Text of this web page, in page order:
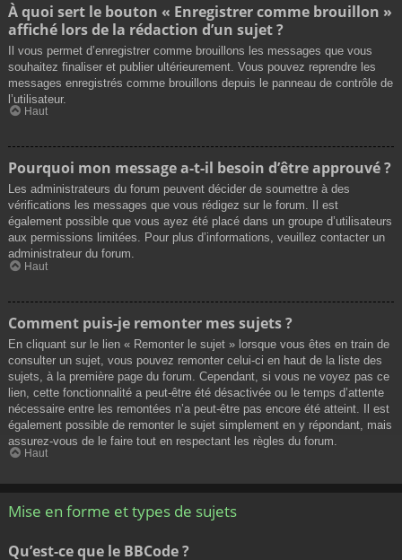
À quoi sert le bouton « Enregistrer comme brouillon »
affiché lors de la rédaction d’un sujet ?
Il vous permet d’enregistrer comme brouillons les messages que vous
souhaitez finaliser et publier ultérieurement. Vous pouvez reprendre les
messages enregistrés comme brouillons depuis le panneau de contrôle de
l’utilisateur.
Haut
Pourquoi mon message a-t-il besoin d’être approuvé ?
Les administrateurs du forum peuvent décider de soumettre à des
vérifications les messages que vous rédigez sur le forum. Il est
également possible que vous ayez été placé dans un groupe d’utilisateurs
aux permissions limitées. Pour plus d’informations, veuillez contacter un
administrateur du forum.
Haut
Comment puis-je remonter mes sujets ?
En cliquant sur le lien « Remonter le sujet » lorsque vous êtes en train de
consulter un sujet, vous pouvez remonter celui-ci en haut de la liste des
sujets, à la première page du forum. Cependant, si vous ne voyez pas ce
lien, cette fonctionnalité a peut-être été désactivée ou le temps d’attente
nécessaire entre les remontées n’a peut-être pas encore été atteint. Il est
également possible de remonter le sujet simplement en y répondant, mais
assurez-vous de le faire tout en respectant les règles du forum.
Haut
Mise en forme et types de sujets
Qu’est-ce que le BBCode ?